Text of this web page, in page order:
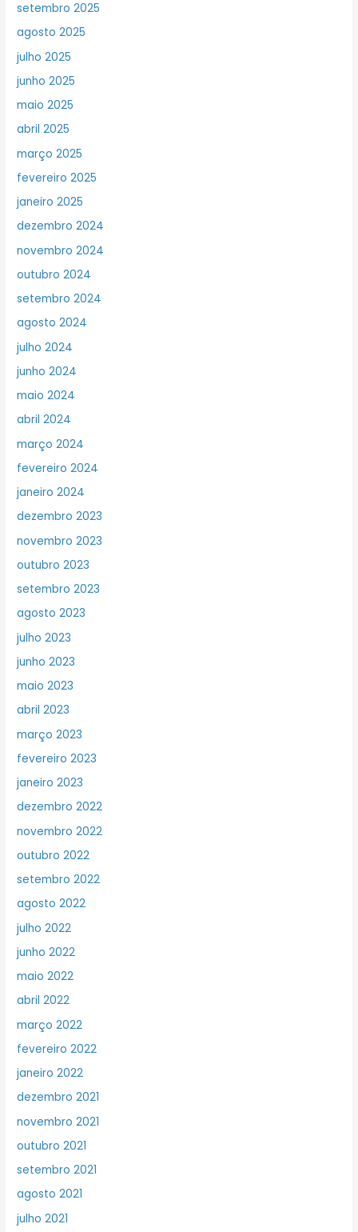
setembro 2025
agosto 2025
julho 2025
junho 2025
maio 2025
abril 2025
março 2025
fevereiro 2025
janeiro 2025
dezembro 2024
novembro 2024
outubro 2024
setembro 2024
agosto 2024
julho 2024
junho 2024
maio 2024
abril 2024
março 2024
fevereiro 2024
janeiro 2024
dezembro 2023
novembro 2023
outubro 2023
setembro 2023
agosto 2023
julho 2023
junho 2023
maio 2023
abril 2023
março 2023
fevereiro 2023
janeiro 2023
dezembro 2022
novembro 2022
outubro 2022
setembro 2022
agosto 2022
julho 2022
junho 2022
maio 2022
abril 2022
março 2022
fevereiro 2022
janeiro 2022
dezembro 2021
novembro 2021
outubro 2021
setembro 2021
agosto 2021
julho 2021